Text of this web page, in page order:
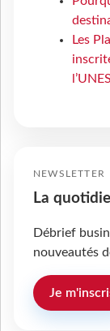
Les
NEWSLETTER
La
Débrief
nouveautés
Je